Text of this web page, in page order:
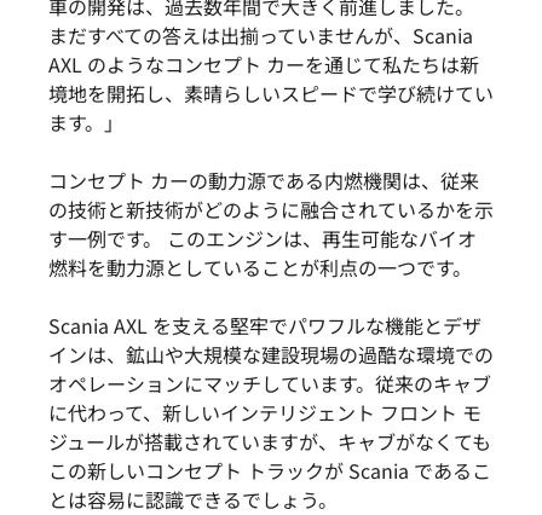
車の開発は、過去数年間で大きく前進しました。
まだすべての答えは出揃っていませんが、Scania
AXL のようなコンセプト カーを通じて私たちは新
境地を開拓し、素晴らしいスピードで学び続けてい
ます。」
コンセプト カーの動力源である内燃機関は、従来
の技術と新技術がどのように融合されているかを示
す一例です。 このエンジンは、再生可能なバイオ
燃料を動力源としていることが利点の一つです。
Scania AXL を支える堅牢でパワフルな機能とデザ
インは、鉱山や大規模な建設現場の過酷な環境での
オペレーションにマッチしています。従来のキャブ
に代わって、新しいインテリジェント フロント モ
ジュールが搭載されていますが、キャブがなくても
この新しいコンセプト トラックが Scania であるこ
とは容易に認識できるでしょう。